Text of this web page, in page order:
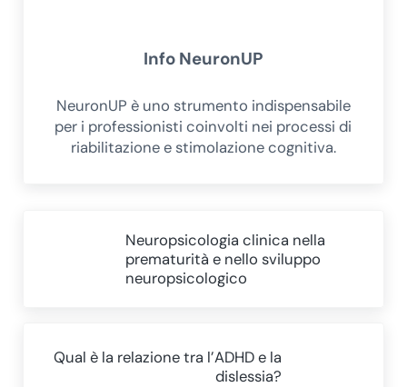
Info NeuronUP
NeuronUP è uno strumento indispensabile
per i professionisti coinvolti nei processi di
riabilitazione e stimolazione cognitiva.
Neuropsicologia clinica nella
prematurità e nello sviluppo
neuropsicologico
Qual è la relazione tra l’ADHD e la
dislessia?